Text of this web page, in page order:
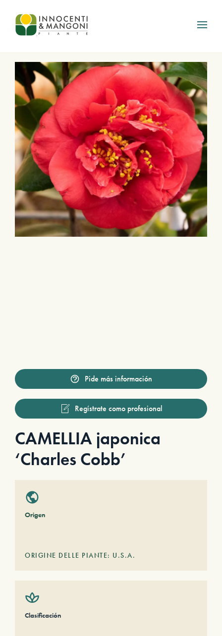
Skip to main content
Pide más información
Regístrate como profesional
CAMELLIA japonica
‘Charles Cobb’
Origen
ORIGINE DELLE PIANTE: U.S.A.
Clasificación